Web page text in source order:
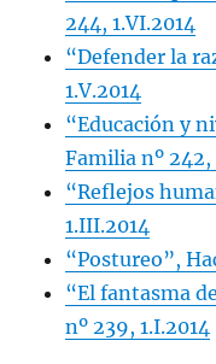
244, 1.VI.2014
“Defender la
1.V.2014
“Educación y
Familia nº 242,
“Reflejos
1.III.2014
“Postureo”,
“El fantasma
nº 239, 1.I.2014